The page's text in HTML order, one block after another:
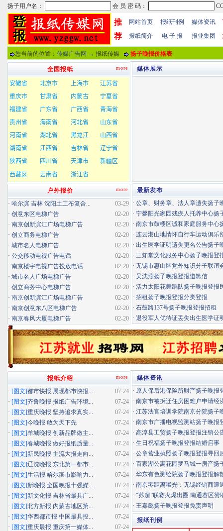
推
荐
网站首页 报纸刊例 媒体资讯
报纸简介 电 子 报 报业集团
您当前的位置： 传媒广告网 → 报纸传媒 扬子晚报价格表
媒体展示
最新发布
· 公章、财务章、法人章遗失扬子
· 宁馨阳光家园残疾人托养中心扬
· 南京市鼓楼区诚和家庭服务中心
· 连云港山地情怀自行车运动俱乐
· 出生医学证明遗失更名公告扬子
· 三知堂文化服务中心扬子晚报登
· 无锡市惠山区党外知识分子联谊
· 吴沈燕扬子晚报登报道歉信
· 活力太阳花舞蹈队扬子晚报登报
· 招租扬子晚报登报分类登报
· 石鼓路137号扬子晚报登报招租
· 退役军人优待证丢失出生医学证
more
全国报纸
more
户外报价
03-29
· 哈尔滨 吉林 沈阳土工布复合...
02-20
· 创意东区电梯广告
02-20
· 南京创新滨江广场电梯广告
02-20
· 创立商务电梯广告
02-20
· 城市名人电梯广告
02-20
· 公交移动电视广告电话
02-20
· 南京楼宇电视广告投放电话
02-20
· 城市名人广场电梯广告
02-20
· 创立商务中心电梯广告
02-20
· 南京创新滨江广场电梯广告
02-20
· 南京创意东八区电梯广告
02-20
· 南京春风大厦电梯广告
媒体资讯
· 原人保后港保险所财产扬子晚报
· 南京市被拆迁住房困难户申请经
· 江苏法官培训学院南京分院扬子
· 南京市广播电视监测站扬子晚报
· 高淳县工贸扬子晚报登报注销公
· 生日祝福扬子晚报登报结婚启事
· 公章营业执照扬子晚报登报寻回
· 百家湖公寓花园罗马城一房产扬
· 华东有色测绘院扬子晚报登报解
· 南京零距离曝光：无锡经销商遭
· “苏超”联赛火爆出圈 南通赛区赞
· 王嘉懿扬子晚报登报免责声明
报纸刊例
more
报纸介绍
07-24
· [图文]都市快报 展现都市快报...
07-24
· [图文]齐鲁晚报 报纸广告环境...
07-24
· [图文]重庆晚报 坚持追求真实...
07-24
· [图文]今晚报 敢为天下先
07-24
· [图文]羊城晚报 创新品牌做主...
07-24
· [图文]春城晚报 做好报纸质量...
07-24
· [图文]新民晚报 主流大报走向...
07-24
· [图文]辽沈晚报 东北第一都市...
07-24
· [图文]生活报 哈尔滨市影响力...
07-24
· [图文]新晚报 全国晚报十强媒...
07-24
· [图文]新文化报 吉林省最具广...
07-24
· [图文]北方新报 内蒙古地区第...
07-24
· [图文]华西都市报 中国最具投...
07-24
· [图文]重庆晨报 重庆第一媒体...